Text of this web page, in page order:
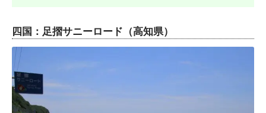
四国：足摺サニーロード（高知県）